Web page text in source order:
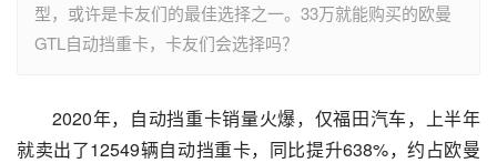
型，或许是卡友们的最佳选择之一。33万就能购买的欧曼
GTL自动挡重卡，卡友们会选择吗？
2020年，自动挡重卡销量火爆，仅福田汽车，上半年
就卖出了12549辆自动挡重卡，同比提升638%，约占欧曼